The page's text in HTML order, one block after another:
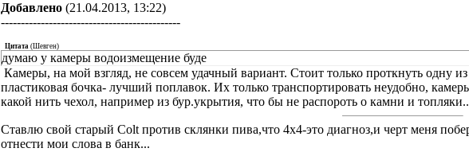
Добавлено (21.04.2013, 13:22)
---------------------------------------------
Цитата (Шевген)
думаю у камеры водоизмещение буде
Камеры, на мой взгляд, не совсем удачный вариант. Стоит только проткнуть одну
пластиковая бочка- лучший поплавок. Их только транспортировать неудобно,
какой нить чехол, например из бур.укрытия, что бы не распороть о камни и
Ставлю свой старый Colt против склянки пива,что 4х4-это диагноз,и черт меня
отнести мои слова в банк...